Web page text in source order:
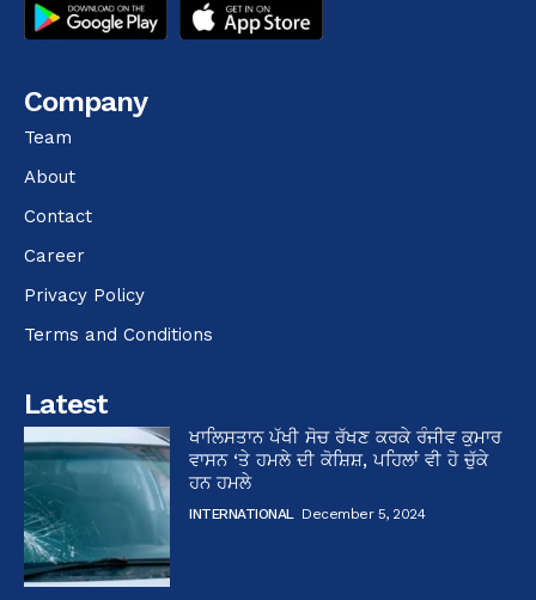
Company
Team
About
Contact
Career
Privacy Policy
Terms and Conditions
Latest
ਖਾਲਿਸਤਾਨ ਪੱਖੀ ਸੋਚ ਰੱਖਣ ਕਰਕੇ ਰੰਜੀਵ ਕੁਮਾਰ
ਵਾਸਨ ‘ਤੇ ਹਮਲੇ ਦੀ ਕੋਸ਼ਿਸ਼, ਪਹਿਲਾਂ ਵੀ ਹੋ ਚੁੱਕੇ
ਹਨ ਹਮਲੇ
INTERNATIONAL December 5, 2024